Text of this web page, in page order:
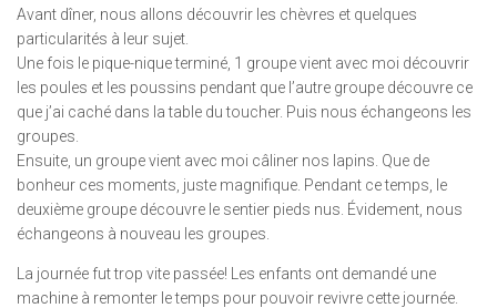
Avant dîner, nous allons découvrir les chèvres et quelques
particularités à leur sujet.
Une fois le pique-nique terminé, 1 groupe vient avec moi découvrir
les poules et les poussins pendant que l’autre groupe découvre ce
que j’ai caché dans la table du toucher. Puis nous échangeons les
groupes.
Ensuite, un groupe vient avec moi câliner nos lapins. Que de
bonheur ces moments, juste magnifique. Pendant ce temps, le
deuxième groupe découvre le sentier pieds nus. Évidement, nous
échangeons à nouveau les groupes.
La journée fut trop vite passée! Les enfants ont demandé une
machine à remonter le temps pour pouvoir revivre cette journée.